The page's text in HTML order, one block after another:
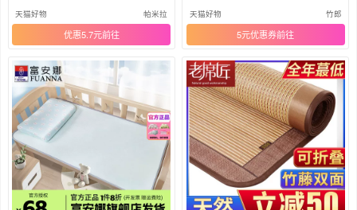
190
天猫好物 帕米拉
优惠5.7元
席子
天猫好物 竹郎
5元优惠券